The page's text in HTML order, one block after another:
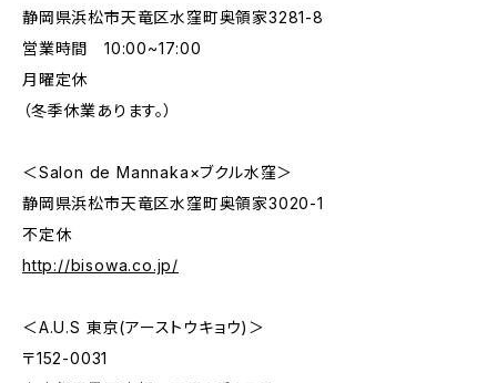
静岡県浜松市天竜区水窪町奥領家3281-8
営業時間 10:00~17:00
月曜定休
（冬季休業あります。）
＜Salon de Mannaka×ブクル水窪＞
静岡県浜松市天竜区水窪町奥領家3020-1
不定休
http://bisowa.co.jp/
＜A.U.S 東京(アーストウキョウ)＞
〒152-0031